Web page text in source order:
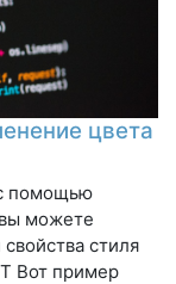
цвета
помощью
можете
стиля
Вот пример